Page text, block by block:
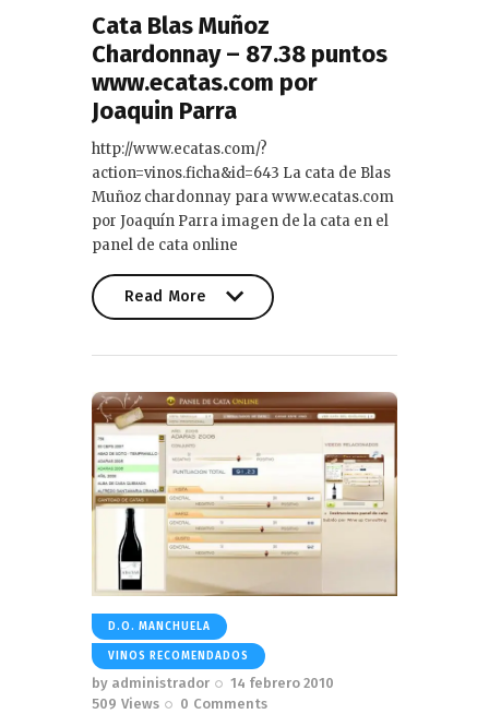
Cata Blas Muñoz
Chardonnay – 87.38 puntos
www.ecatas.com por
Joaquin Parra
http://www.ecatas.com/?
action=vinos.ficha&id=643 La cata de Blas
Muñoz chardonnay para www.ecatas.com
por Joaquín Parra imagen de la cata en el
panel de cata online
Read More
D.O. MANCHUELA
VINOS RECOMENDADOS
by administrador
14 febrero 2010
509 Views 0 Comments